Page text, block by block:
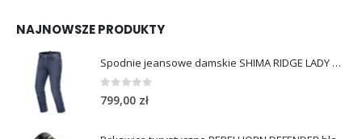
NAJNOWSZE PRODUKTY
799,00 zł